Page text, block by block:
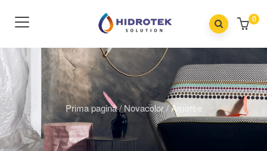
0
Prima pagină/ Novacolor/Amorse